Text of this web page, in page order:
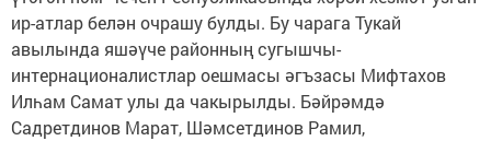
ир-атлар белән очрашу булды. Бу чарага Тукай
авылында яшәүче районның сугышчы-
интернационалистлар оешмасы әгъзасы Мифтахов
Илһам Самат улы да чакырылды. Бәйрәмдә
Садретдинов Марат, Шәмсетдинов Рамил,